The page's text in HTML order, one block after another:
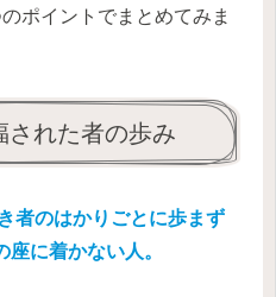
ポイントでまとめてみま
れた者の歩み
者のはかりごとに歩まず
に着かない人。